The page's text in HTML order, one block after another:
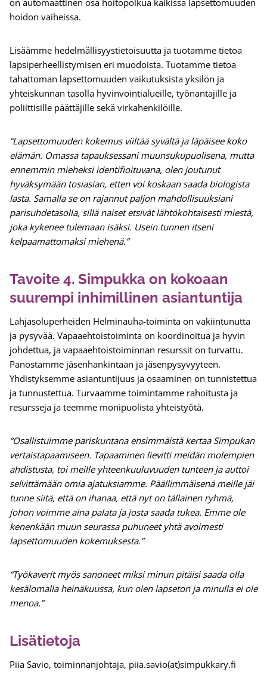
on automaattinen osa hoitopolkua kaikissa lapsettomuuden
hoidon vaiheissa.
Lisäämme hedelmällisyystietoisuutta ja tuotamme tietoa
lapsiperheellistymisen eri muodoista. Tuotamme tietoa
tahattoman lapsettomuuden vaikutuksista yksilön ja
yhteiskunnan tasolla hyvinvointialueille, työnantajille ja
poliittisille päättäjille sekä virkahenkilöille.
“Lapsettomuuden kokemus viiltää syvältä ja läpäisee koko
elämän. Omassa tapauksessani muunsukupuolisena, mutta
ennemmin mieheksi identifioituvana, olen joutunut
hyväksymään tosiasian, etten voi koskaan saada biologista
lasta. Samalla se on rajannut paljon mahdollisuuksiani
parisuhdetasolla, sillä naiset etsivät lähtökohtaisesti miestä,
joka kykenee tulemaan isäksi. Usein tunnen itseni
kelpaamattomaksi miehenä.”
Tavoite 4. Simpukka on kokoaan
suurempi inhimillinen asiantuntija
Lahjasoluperheiden Helminauha-toiminta on vakiintunutta
ja pysyvää. Vapaaehtoistoiminta on koordinoitua ja hyvin
johdettua, ja vapaaehtoistoiminnan resurssit on turvattu.
Panostamme jäsenhankintaan ja jäsenpysyvyyteen.
Yhdistyksemme asiantuntijuus ja osaaminen on tunnistettua
ja tunnustettua. Turvaamme toimintamme rahoitusta ja
resursseja ja teemme monipuolista yhteistyötä.
“Osallistuimme pariskuntana ensimmäistä kertaa Simpukan
vertaistapaamiseen. Tapaaminen lievitti meidän molempien
ahdistusta, toi meille yhteenkuuluvuuden tunteen ja auttoi
selvittämään omia ajatuksiamme. Päällimmäisenä meille jäi
tunne siitä, että on ihanaa, että nyt on tällainen ryhmä,
johon voimme aina palata ja josta saada tukea. Emme ole
kenenkään muun seurassa puhuneet yhtä avoimesti
lapsettomuuden kokemuksesta.”
“Työkaverit myös sanoneet miksi minun pitäisi saada olla
kesälomalla heinäkuussa, kun olen lapseton ja minulla ei ole
menoa.”
Lisätietoja
Piia Savio, toiminnanjohtaja, piia.savio(at)simpukkary.fi